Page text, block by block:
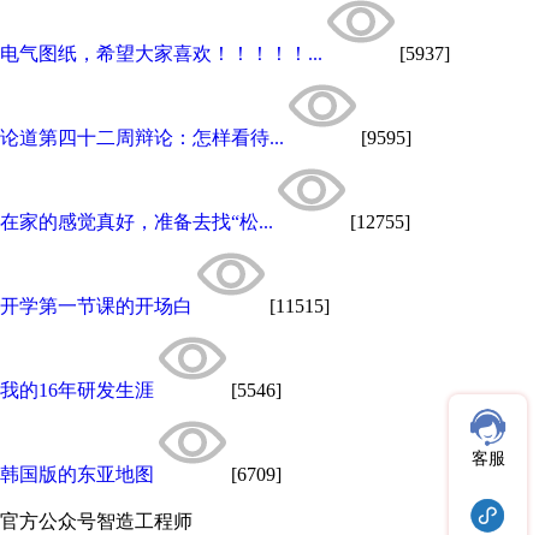
电气图纸，希望大家喜欢！！！！！... [5937]
论道第四十二周辩论：怎样看待... [9595]
在家的感觉真好，准备去找“松... [12755]
开学第一节课的开场白 [11515]
我的16年研发生涯 [5546]
韩国版的东亚地图 [6709]
官方公众号智造工程师
客服